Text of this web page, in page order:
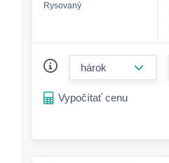
Rysovaný
Vypočítať cenu